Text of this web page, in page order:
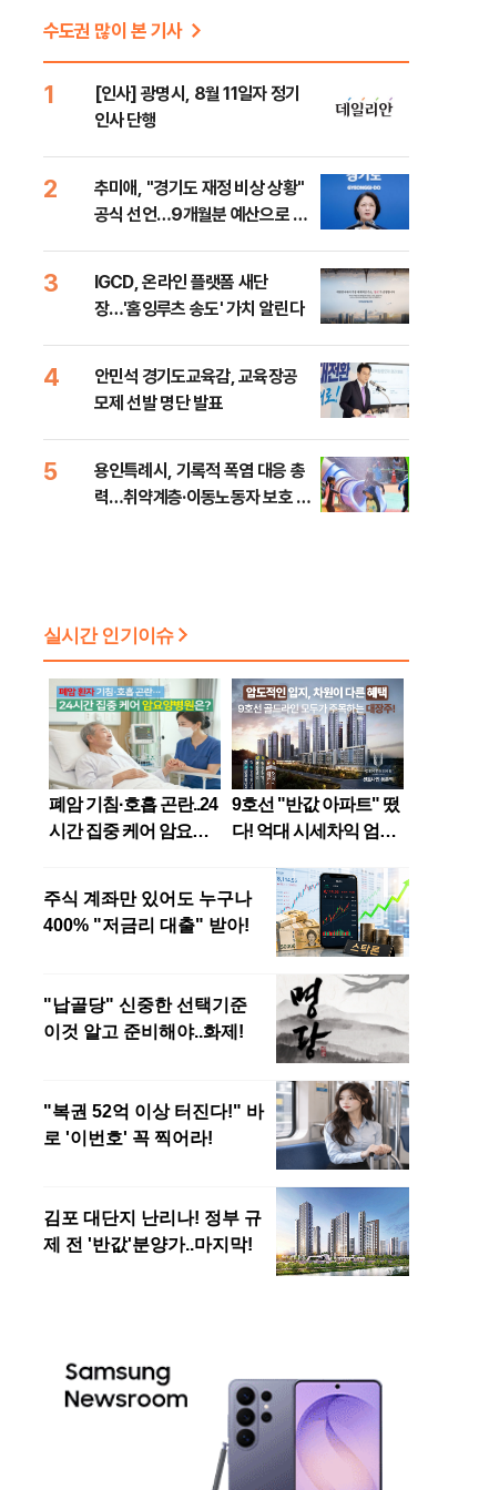
수도권 많이 본 기사
1
[인사] 광명시, 8월 11일자 정기
인사 단행
2
추미애, "경기도 재정 비상 상황"
공식 선언…9개월분 예산으로 민
3
IGCD, 온라인 플랫폼 새단
장…'홈잉루츠 송도' 가치 알린다
4
안민석 경기도교육감, 교육장공
모제 선발 명단 발표
5
용인특례시, 기록적 폭염 대응 총
력…취약계층·이동노동자 보호 강